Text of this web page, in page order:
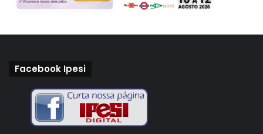
Facebook Ipesi